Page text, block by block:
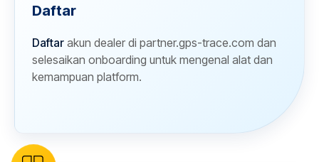
Daftar
Daftar akun dealer di partner.gps-trace.com dan
selesaikan onboarding untuk mengenal alat dan
kemampuan platform.